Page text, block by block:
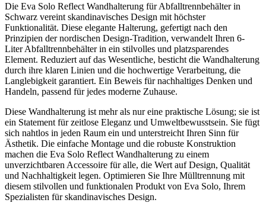
Die Eva Solo Reflect Wandhalterung für Abfalltrennbehälter in
Schwarz vereint skandinavisches Design mit höchster
Funktionalität. Diese elegante Halterung, gefertigt nach den
Prinzipien der nordischen Design-Tradition, verwandelt Ihren 6-
Liter Abfalltrennbehälter in ein stilvolles und platzsparendes
Element. Reduziert auf das Wesentliche, besticht die Wandhalterung
durch ihre klaren Linien und die hochwertige Verarbeitung, die
Langlebigkeit garantiert. Ein Beweis für nachhaltiges Denken und
Handeln, passend für jedes moderne Zuhause.
Diese Wandhalterung ist mehr als nur eine praktische Lösung; sie ist
ein Statement für zeitlose Eleganz und Umweltbewusstsein. Sie fügt
sich nahtlos in jeden Raum ein und unterstreicht Ihren Sinn für
Ästhetik. Die einfache Montage und die robuste Konstruktion
machen die Eva Solo Reflect Wandhalterung zu einem
unverzichtbaren Accessoire für alle, die Wert auf Design, Qualität
und Nachhaltigkeit legen. Optimieren Sie Ihre Mülltrennung mit
diesem stilvollen und funktionalen Produkt von Eva Solo, Ihrem
Spezialisten für skandinavisches Design.